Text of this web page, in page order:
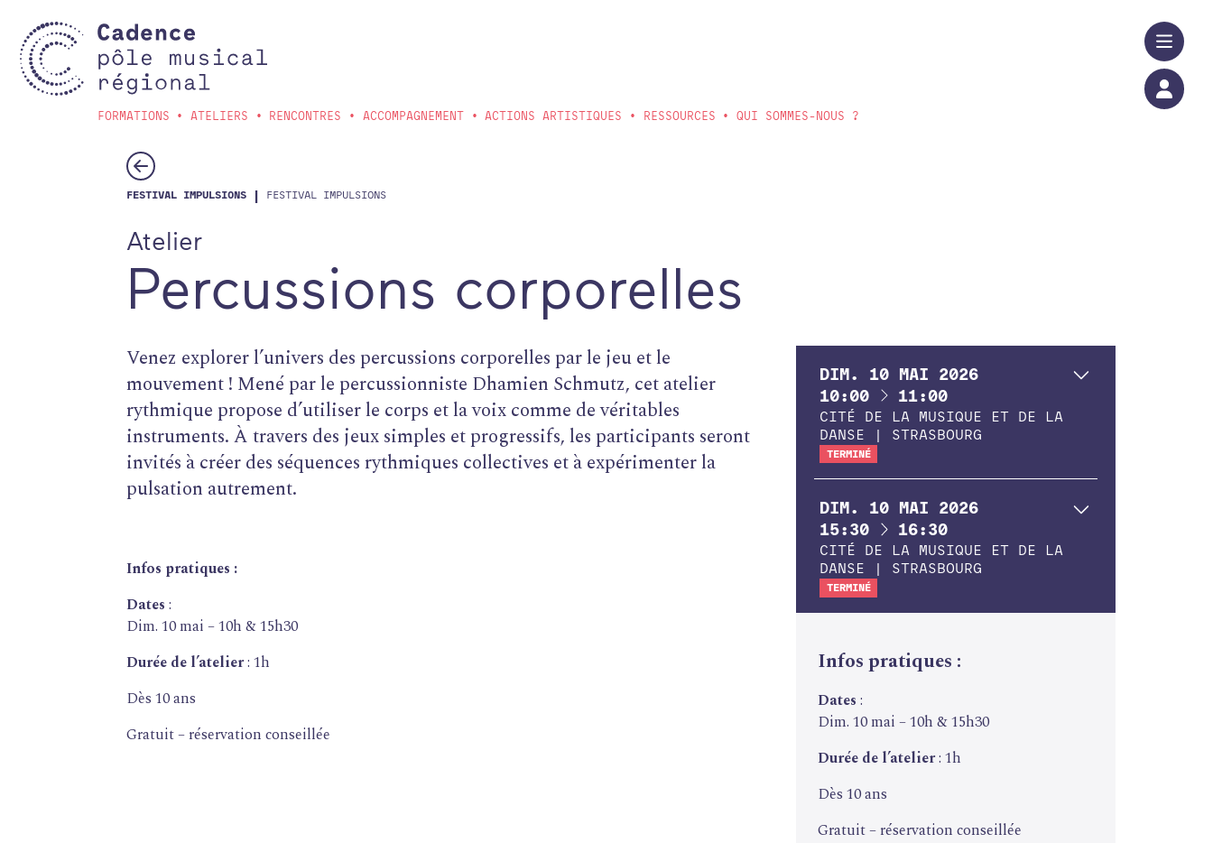
FORMATIONS ATELIERS RENCONTRES ACCOMPAGNEMENT ACTIONS ARTISTIQUES RESSOURCES QUI SOMMES-NOUS ?
FESTIVAL IMPULSIONS | FESTIVAL IMPULSIONS
Atelier
Percussions corporelles
Venez explorer l’univers des percussions corporelles par le jeu et le
mouvement ! Mené par le percussionniste Dhamien Schmutz, cet atelier
rythmique propose d’utiliser le corps et la voix comme de véritables
instruments. À travers des jeux simples et progressifs, les participants seront
invités à créer des séquences rythmiques collectives et à expérimenter la
pulsation autrement.
Infos pratiques :
Dates :
Dim. 10 mai – 10h & 15h30
Durée de l’atelier: 1h
Dès 10 ans
Gratuit – réservation conseillée
DIM. 10 MAI 2026
10:00
À11:00
CITÉ DE LA MUSIQUE ET DE LA
DANSE | STRASBOURG
TERMINÉ
DIM. 10 MAI 2026
15:30
À16:30
CITÉ DE LA MUSIQUE ET DE LA
DANSE | STRASBOURG
TERMINÉ
Infos pratiques :
Dates :
Dim. 10 mai – 10h & 15h30
Durée de l’atelier: 1h
Dès 10 ans
Gratuit – réservation conseillée
FORMATIONS
ATELIERS
RENCONTRES
ACCOMPAGNEMENT
ACTIONS ARTISTIQUES
RESSOURCES